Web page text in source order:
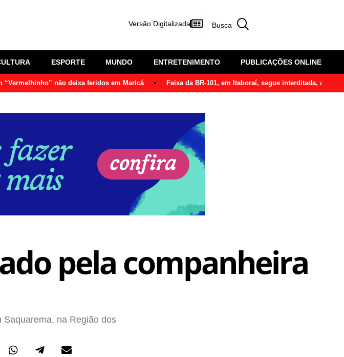
Versão Digitalizada
ESPORTE MUNDO ENTRETENIMENTO PUBLICAÇÕES ONLINE
“Vermelhinho” não deixa feridos em Maricá Faixa da BR-101, em Itaboraí, segue interditada, após
pela companheira
na Região dos